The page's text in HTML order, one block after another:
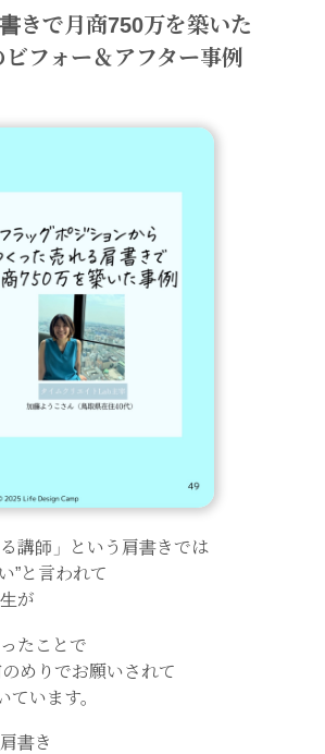
きで月商750万を築いた
フォー＆アフター事例
講師」という肩書きでは
”と言われて
が
たことで
めりでお願いされて
ています。
書き